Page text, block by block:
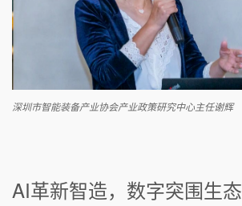
深圳市智能装备产业协会产业政策研究中心主任谢辉
AI革新智造，数字突围生态